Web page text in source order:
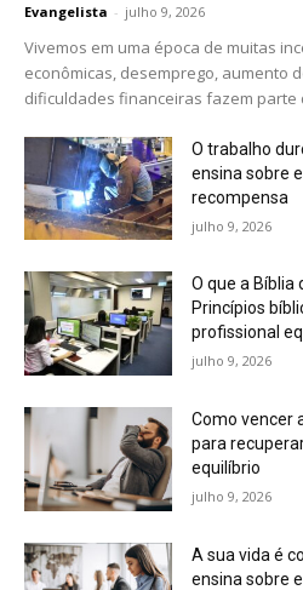
Evangelista - julho 9, 2026
Vivemos em uma época de muitas
econômicas, desemprego, aumento
dificuldades financeiras fazem parte
O trabalho
ensina sobre
recompensa
julho 9, 2026
O que a Bíblia
Princípios
profissional
julho 9, 2026
Como vencer
para
equilíbrio
julho 9, 2026
A sua vida é
ensina sobre